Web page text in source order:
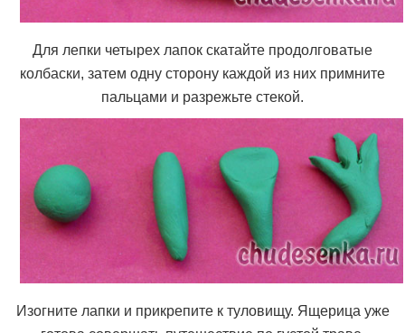
Для лепки четырех лапок скатайте продолговатые
колбаски, затем одну сторону каждой из них примните
пальцами и разрежьте стекой.
Изогните лапки и прикрепите к туловищу. Ящерица уже